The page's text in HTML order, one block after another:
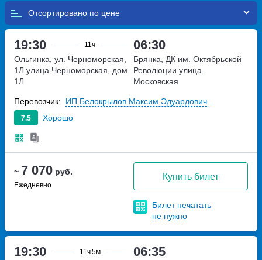
Отсортировано по
19:30 11ч 06:30
~ 7 070 руб.
Ежедневно
Купить билет
Билет печатать
не нужно
Ольгинка, ул. Черноморская,
1Л улица Черноморская, дом
1Л
Брянка, ДК им. Октябрьской
Революции улица
Московская
7.5 Хорошо
Перевозчик: ИП Белокрылов Максим Эдуардович
19:30 11ч5м 06:35